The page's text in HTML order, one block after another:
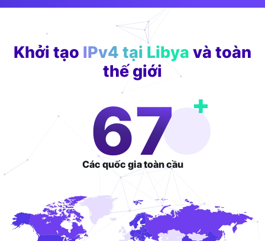
Khởi tạo IPv4 tại Libya và toàn
thế giới
110 +
Các quốc giatoàn cầu